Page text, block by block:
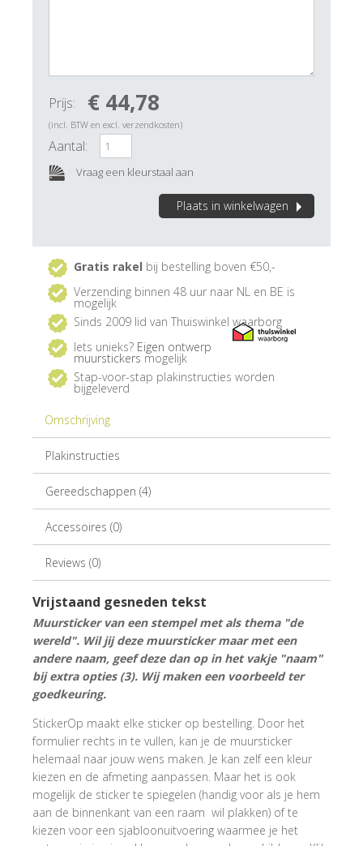
Plaats in winkelwagen
Prijs: € 44,78
(incl. BTW en excl. verzendkosten)
Aantal:
Vraag een kleurstaal aan
Gratis rakel bij bestelling boven €50,-
Verzending binnen 48 uur naar NL en BE is
mogelijk
Sinds 2009 lid van Thuiswinkel waarborg
Iets unieks? Eigen ontwerp
muurstickers mogelijk
Stap-voor-stap plakinstructies worden
bijgeleverd
Omschrijving
Plakinstructies
Gereedschappen (4)
Accessoires (0)
Reviews (0)
Vrijstaand gesneden tekst
Muursticker van een stempel met als thema "de
wereld". Wil jij deze muursticker maar met een
andere naam, geef deze dan op in het vakje "naam"
bij extra opties (3). Wij maken een voorbeeld ter
goedkeuring.
StickerOp maakt elke sticker op bestelling. Door het
formulier rechts in te vullen, kan je de muursticker
helemaal naar jouw wens maken. Je kan zelf een kleur
kiezen en de afmeting aanpassen. Maar het is ook
mogelijk de sticker te spiegelen (handig voor als je hem
aan de binnenkant van een raam wil plakken) of te
kiezen voor een sjabloonuitvoering waarmee je het